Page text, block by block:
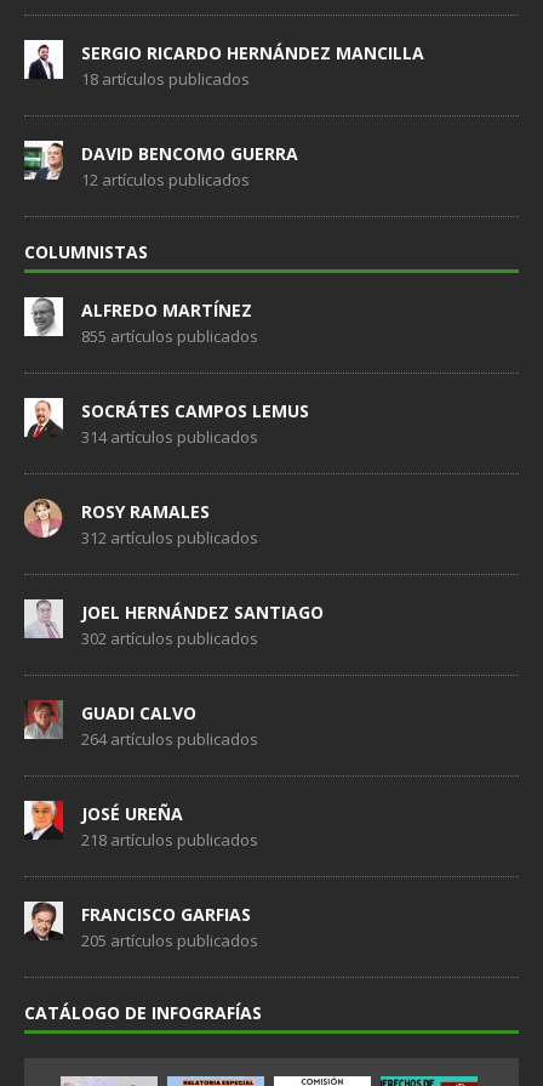
SERGIO RICARDO HERNÁNDEZ MANCILLA
18 artículos publicados
DAVID BENCOMO GUERRA
12 artículos publicados
COLUMNISTAS
ALFREDO MARTÍNEZ
855 artículos publicados
SOCRÁTES CAMPOS LEMUS
314 artículos publicados
ROSY RAMALES
312 artículos publicados
JOEL HERNÁNDEZ SANTIAGO
302 artículos publicados
GUADI CALVO
264 artículos publicados
JOSÉ UREÑA
218 artículos publicados
FRANCISCO GARFIAS
205 artículos publicados
CATÁLOGO DE INFOGRAFÍAS